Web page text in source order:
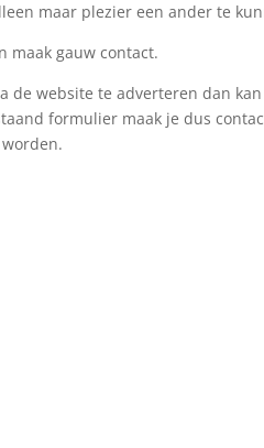
maar plezier een ander te
maak gauw contact.
de website te adverteren dan
formulier maak je dus